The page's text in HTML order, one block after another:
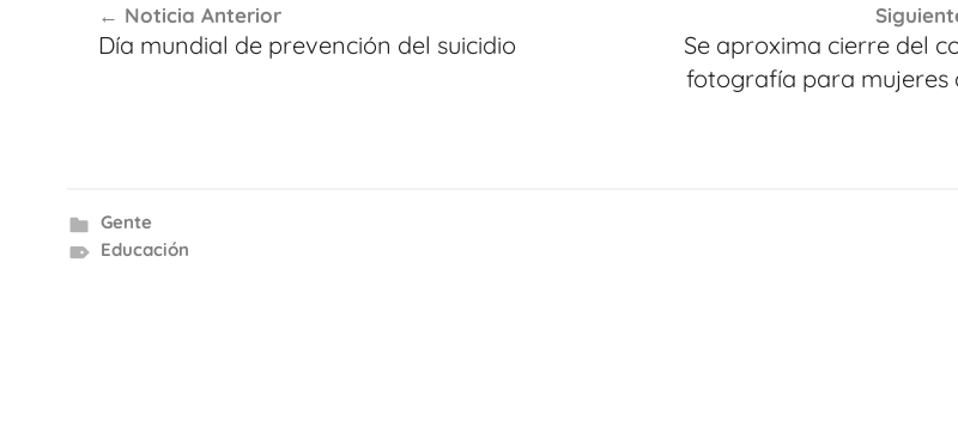
de
Noticia Anterior
Día mundial de prevención del suicidio
Se aproxima cierre del
fotografía para mujeres
Gente
Educación